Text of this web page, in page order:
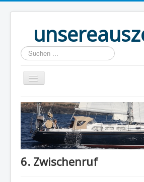
Suchen
...
Start
(B)logbuch
Welt Ahoi
6. Zwischenruf